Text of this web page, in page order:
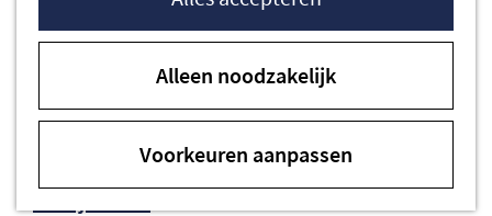
Alleen noodzakelijk
Voorkeuren aanpassen
May Brits Kunstatelier
3752 CG Spakenburg